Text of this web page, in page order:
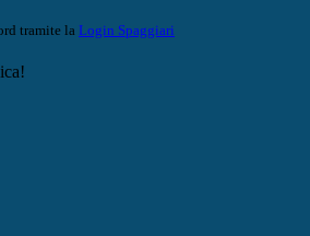
tramite la Login Spaggiari